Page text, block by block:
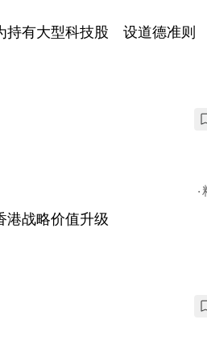
持有大型科技股 设道德准则
战略价值升级